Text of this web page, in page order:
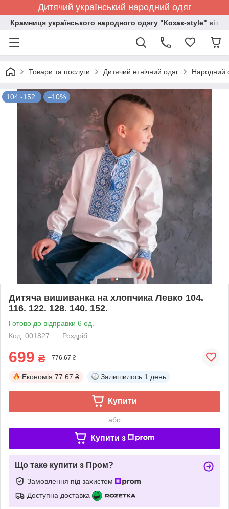
Дитячий український народний одяг
Крамниця українського народного одягу "Козак-style"
Товари та послуги Дитячий етнічний одяг Народний
104.-152. –10%
Дитяча вишиванка на хлопчика Левко 104.
116. 122. 128. 140. 152.
Готово до відправки 6 од.
Код: 001827
Роздріб
699 ₴ 776,67 ₴
Економія 77.67 ₴ Залишилось 1 день
Купити
або
Купити з
Що таке купити з Пром?
Замовлення під захистом
Доступна доставка